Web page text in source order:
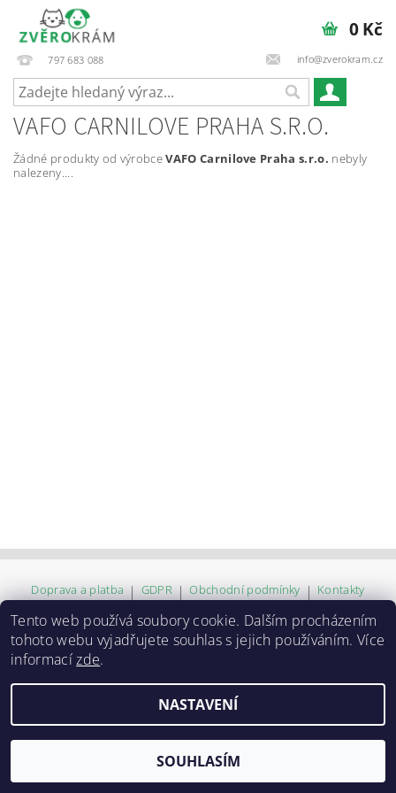
797 683 088 info@zverokram.cz
0 Kč
VAFO CARNILOVE PRAHA S.R.O.
Žádné produkty od výrobceVAFO Carnilove Praha s.r.o. nebyly
nalezeny....
Doprava a platba | GDPR | Obchodní podmínky | Kontakty
2026 © ZVĚROKRÁM , všechna práva vyhrazena
Vytvořil Shoptet
Tento web používá soubory cookie. Dalším procházením
tohoto webu vyjadřujete souhlas s jejich používáním. Více
informacízde.
NASTAVENÍ
SOUHLASÍM